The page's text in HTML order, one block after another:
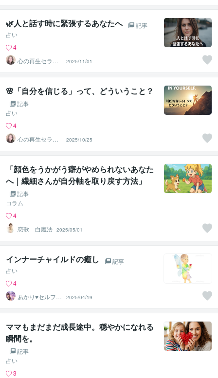
🌿人と話す時に緊張するあなたへ
記事
占い
4
心の再生セラピ
スト YASUKO
2025/11/01
🌸「自分を信じる」って、どういうこと？
記事
占い
4
心の再生セラピ
スト YASUKO
2025/10/25
「顔色をうかがう癖がやめられないあなた
へ｜繊細さんが自分軸を取り戻す方法」
記事
コラム
4
恋歌 白魔法 2025/05/01
インナーチャイルドの癒し
記事
占い
4
あかり♥セルフラ
ブ 自分を愛す
るサポート
2025/04/19
ママもまだまだ成長途中。穏やかになれる
瞬間を。
記事
占い
3